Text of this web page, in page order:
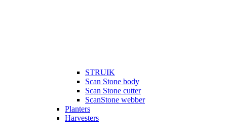
STRUIK
Scan Stone body
Scan Stone cutter
ScanStone webber
Planters
Harvesters